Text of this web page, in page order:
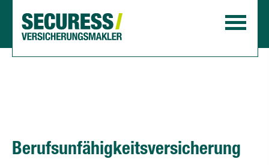
Berufs­unfähig­keitsversicherung